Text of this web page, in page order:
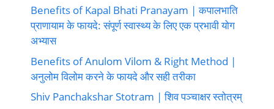
Benefits of Kapal Bhati Pranayam | कपालभाति
प्राणायाम के फायदे: संपूर्ण स्वास्थ्य के लिए एक प्रभावी योग
अभ्यास
Benefits of Anulom Vilom & Right Method |
अनुलोम विलोम करने के फायदे और सही तरीका
Shiv Panchakshar Stotram | शिव पञ्चाक्षर स्तोत्रम्